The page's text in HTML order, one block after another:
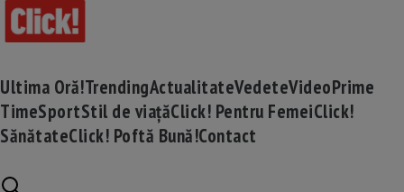
Ultima Oră!TrendingActualitateVedeteVideoPrime
TimeSportStil de viațăClick! Pentru FemeiClick!
SănătateClick! Poftă Bună!Contact